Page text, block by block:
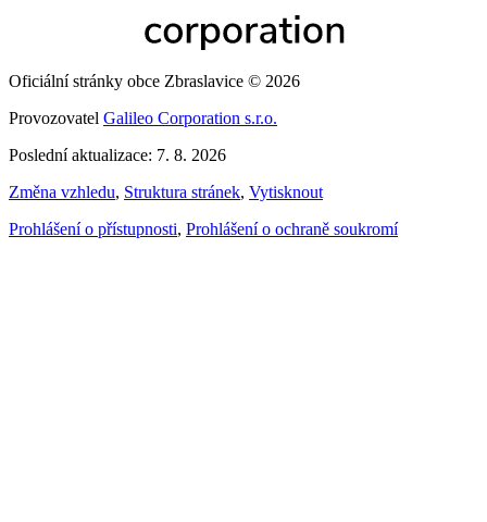
Oficiální stránky obce Zbraslavice © 2026
Provozovatel Galileo Corporation s.r.o.
Poslední aktualizace: 7. 8. 2026
Změna vzhledu, Struktura stránek, Vytisknout
Prohlášení o přístupnosti, Prohlášení o ochraně soukromí